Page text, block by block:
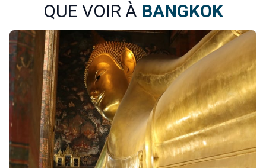
QUE VOIR À BANGKOK